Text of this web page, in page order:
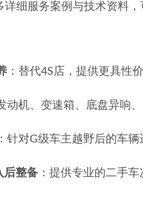
细服务案例与技术资料
：替代4S店，提供更具性
动机、变速箱、底盘异响
：针对G级车主越野后的车
后整备 ：提供专业的二手